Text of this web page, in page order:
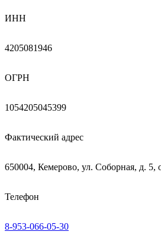
ИНН
4205081946
ОГРН
1054205045399
Фактический адрес
650004, Кемерово, ул. Соборная, д. 5,
Телефон
8-953-066-05-30